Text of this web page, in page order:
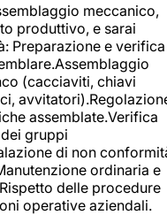
meccanico,
produttivo, e sarai
Preparazione e verifica
(cacciaviti, chiavi
assemblate.Verifica
gruppi
di non
ordinaria e
delle procedure
operative aziendali.